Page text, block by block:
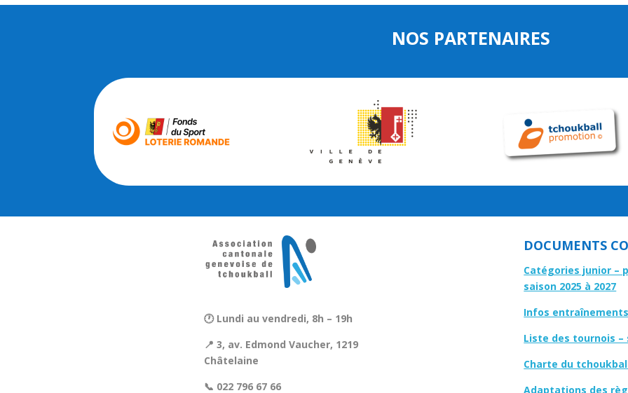
NOS PARTENAIRES
🕐 Lundi au vendredi, 8h – 19h
📍 3, av. Edmond Vaucher, 1219
Châtelaine
📞 022 796 67 66
DOCUMENTS
Catégories junior –
saison 2025 à 2027
Infos
Liste des tournois –
Charte du
Adaptations des